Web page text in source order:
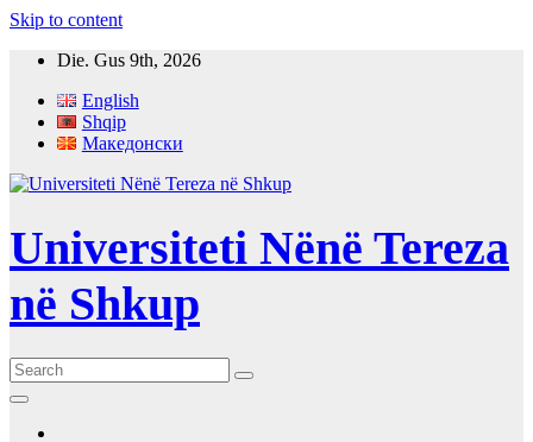
Skip to content
Die. Gus 9th, 2026
English
Shqip
Македонски
Universiteti Nënë Tereza
në Shkup